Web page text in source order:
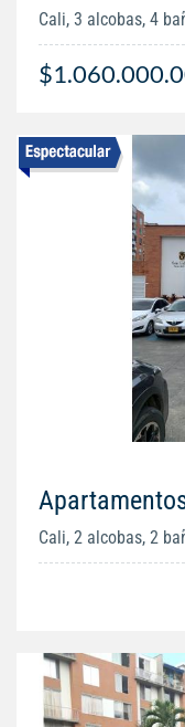
Cali, 3 alcobas, 4
Cali, 2 alcobas, 2